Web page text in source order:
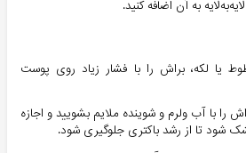
به آن اضافه کنید.
یا لکه، براش را با فشار زیاد روی پوست
را با آب ولرم و شوینده ملایم بشویید و اجازه
شود تا از رشد باکتری جلوگیری شود.